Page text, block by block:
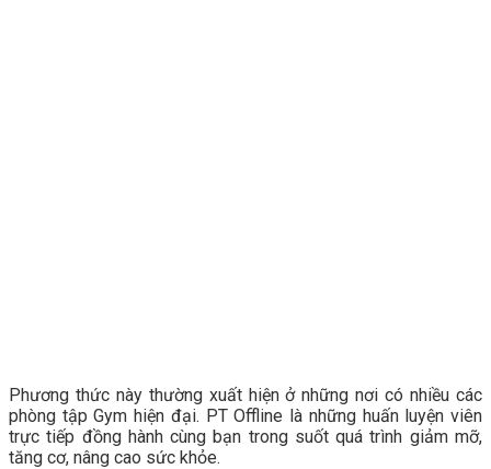
Phương thức này thường xuất hiện ở những nơi có nhiều các
phòng tập Gym hiện đại. PT Offline là những huấn luyện viên
trực tiếp đồng hành cùng bạn trong suốt quá trình giảm mỡ,
tăng cơ, nâng cao sức khỏe.